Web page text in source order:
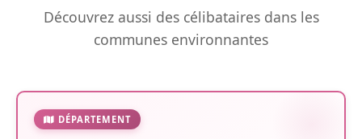
Découvrez aussi des célibataires dans les
communes environnantes
DÉPARTEMENT